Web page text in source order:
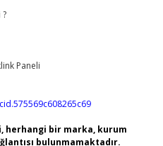
herhangi bir marka, kurum
bulunmamaktadır.